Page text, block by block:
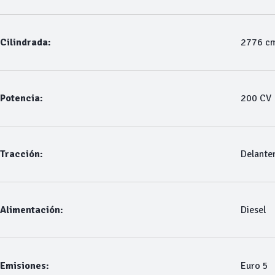
Cilindrada: 2776
Potencia: 200 CV
Tracción:
Alimentación: Diesel
Emisiones: Euro 5